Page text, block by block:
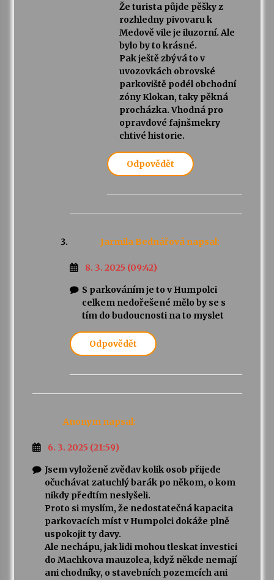
Že turista půjde pěšky z
rozhledny pivovaru k
Medově vile je iluzorní. Ale
bylo by to krásné.
Pak ještě zbývá to v
uvozovkách obrovské
parkoviště podél obchodní
zóny Klokan, taky pěkná
procházka. Vhodná pro
opravdové fajnšmekry
chtivé historie.
Odpovědět
Jarmila Bednářová napsal:
8. 3. 2025 (09:42)
S parkováním je to v Humpolci
celkem nedořešené mělo by se s
tím do budoucnosti na to myslet
Odpovědět
Anonym napsal:
6. 3. 2025 (21:59)
Jsem vyloženě zvědav kolik osob přijede
očuchávat zatuchlý barák po někom, o kom
nikdy předtím neslyšeli.
Proto si myslím, že nedostatečná kapacita
parkovacích míst v Humpolci dokáže plně
uspokojit ty davy.
Ale nechápu, jak lidi mohou tleskat investici
do Machkova mauzolea, když někde nemají
ani chodníky, o stavebních pozemcích ani